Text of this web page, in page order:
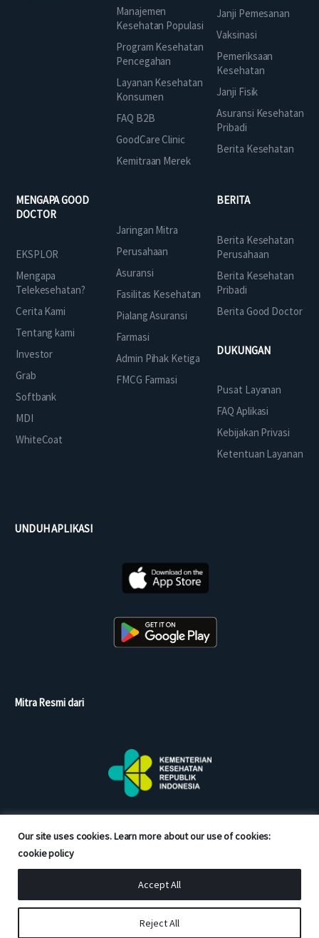
Our site uses cookies. Learn more about our use of cookies:
cookie policy
Reject All
Accept All
Manajemen
Kesehatan Populasi
Program Kesehatan
Pencegahan
Layanan Kesehatan
Konsumen
FAQ B2B
GoodCare Clinic
Kemitraan Merek
Janji Pemesanan
Vaksinasi
Pemeriksaan
Kesehatan
Janji Fisik
Asuransi Kesehatan
Pribadi
Berita Kesehatan
MENGAPA GOOD
DOCTOR
EKSPLOR
Mengapa
Telekesehatan?
Cerita Kami
Tentang kami
Investor
Grab
Softbank
MDI
WhiteCoat
Jaringan Mitra
Perusahaan
Asuransi
Fasilitas Kesehatan
Pialang Asuransi
Farmasi
Admin Pihak Ketiga
FMCG Farmasi
BERITA
Berita Kesehatan
Perusahaan
Berita Kesehatan
Pribadi
Berita Good Doctor
DUKUNGAN
Pusat Layanan
FAQ Aplikasi
Kebijakan Privasi
Ketentuan Layanan
UNDUH APLIKASI
Mitra Resmi dari
Copyright © 2026 Good Doctor. All rights reserved.